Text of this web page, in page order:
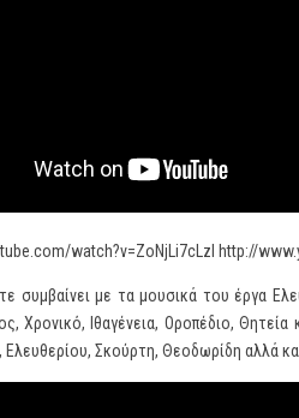
watch?v=ZoNjLi7cLzI http://
συμβαίνει με τα μουσικά του έργα
Χρονικό, Ιθαγένεια, Οροπέδιο,
Σκούρτη, Θεοδωρίδη αλλά